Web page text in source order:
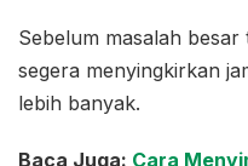
Sebelum masalah
segera menyingkirkan
lebih banyak.
Baca Juga: Cara